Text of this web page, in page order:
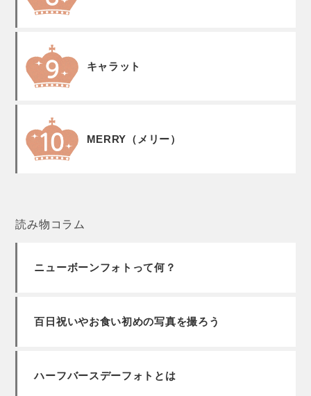
キャラット
MERRY（メリー）
読み物コラム
ニューボーンフォトって何？
百日祝いやお食い初めの写真を撮ろう
ハーフバースデーフォトとは